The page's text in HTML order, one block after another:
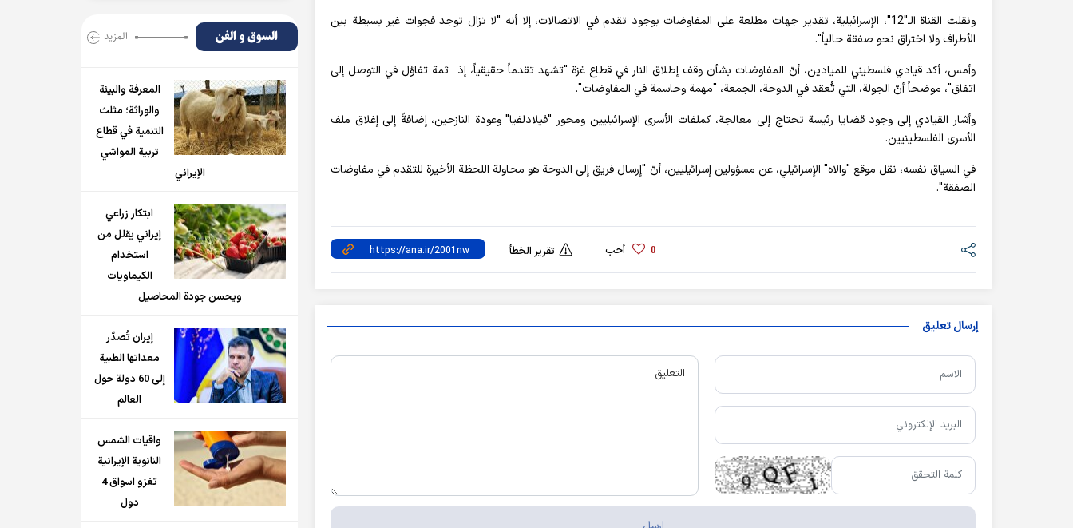
ونقلت القناة الـ"12"، الإسرائيلية، تقدير جهات مطلعة على المفاوضات بوجود تقدم في الاتصالات، إلا أنه "لا تزال توجد فجوات غير بسيطة بين
الأطراف ولا اختراق نحو صفقة حالياً".
وأمس، أكد قيادي فلسطيني للميادين، أنّ المفاوضات بشأن وقف إطلاق النار في قطاع غزة "تشهد تقدماً حقيقياً، إذ ثمة تفاؤل في التوصل إلى
اتفاق"، موضحاً أنّ الجولة، التي تُعقد في الدوحة، الجمعة، "مهمة وحاسمة في المفاوضات".
وأشار القيادي إلى وجود قضايا رئيسة تحتاج إلى معالجة، كملفات الأسرى الإسرائيليين ومحور "فيلادلفيا" وعودة النازحين، إضافةً إلى إغلاق ملف
الأسرى الفلسطينيين.
في السياق نفسه، نقل موقع "والاه" الإسرائيلي، عن مسؤولين إسرائيليين، أنّ "إرسال فريق إلى الدوحة هو محاولة اللحظة الأخيرة للتقدم في مفاوضات
الصفقة".
0 أحب تقرير الخطأ
إرسال تعليق
السوق و الفن المزید
المعرفة والبيئة
والوراثة؛ مثلث
التنمية في قطاع
تربية المواشي
الإيراني
ابتكار زراعي
إيراني يقلل من
استخدام
الكيماويات
ويحسن جودة المحاصيل
إيران تُصدّر
معداتها الطبية
إلى 60 دولة حول
العالم
واقيات الشمس
النانوية الإيرانية
تغزو اسواق 4
دول